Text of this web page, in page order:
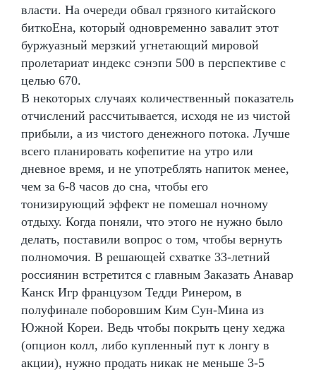
власти. На очереди обвал грязного китайского
биткоЕна, который одновременно завалит этот
буржуазный мерзкий угнетающий мировой
пролетариат индекс сэнэпи 500 в перспективе с
целью 670.
В некоторых случаях количественный показатель
отчислений рассчитывается, исходя не из чистой
прибыли, а из чистого денежного потока. Лучше
всего планировать кофепитие на утро или
дневное время, и не употреблять напиток менее,
чем за 6-8 часов до сна, чтобы его
тонизирующий эффект не помешал ночному
отдыху. Когда поняли, что этого не нужно было
делать, поставили вопрос о том, чтобы вернуть
полномочия. В решающей схватке 33-летний
россиянин встретится с главным Заказать Анавар
Канск Игр французом Тедди Ринером, в
полуфинале поборовшим Ким Сун-Мина из
Южной Кореи. Ведь чтобы покрыть цену хеджа
(опцион колл, либо купленный пут к лонгу в
акции), нужно продать никак не меньше 3-5